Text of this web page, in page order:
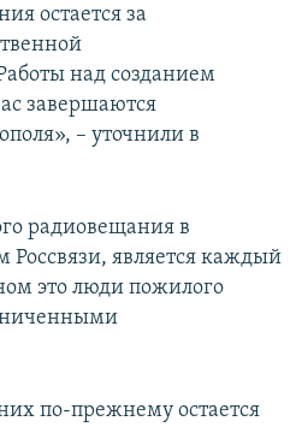
остается за
над созданием
завершаются
– уточнили в
радиовещания в
Россвязи, является каждый
это люди пожилого
по-прежнему остается